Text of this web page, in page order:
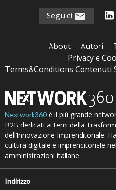
Seguici
About Autori
Privacy e
Terms&Conditions Contenuti
Nextwork360 è il più grande
B2B dedicati ai temi della
dell’Innovazione Imprenditoriale.
cultura digitale e imprenditoriale
amministrazioni italiane.
Indirizzo